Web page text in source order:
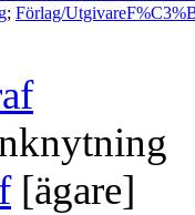
; Förlag/Utgivare
[ägare]